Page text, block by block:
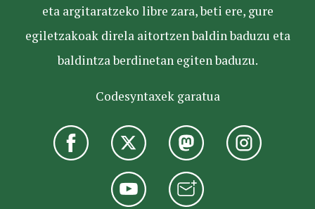
eta argitaratzeko libre zara, beti ere, gure
egiletzakoak direla aitortzen baldin baduzu eta
baldintza berdinetan egiten baduzu.
Codesyntaxek garatua